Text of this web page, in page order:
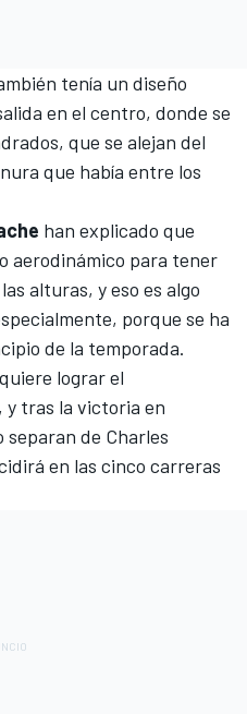
tenía un diseño
en el centro, donde se
que se alejan del
que había entre los
han explicado que
aerodinámico para tener
alturas, y eso es algo
porque se ha
de la temporada.
lograr el
y tras la victoria en
separan de Charles
en las cinco carreras